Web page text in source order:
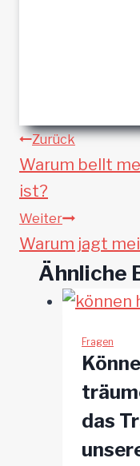
Zurück
Warum bellt
ist?
Weiter
Warum jagt
Ähnliche
Fragen
das